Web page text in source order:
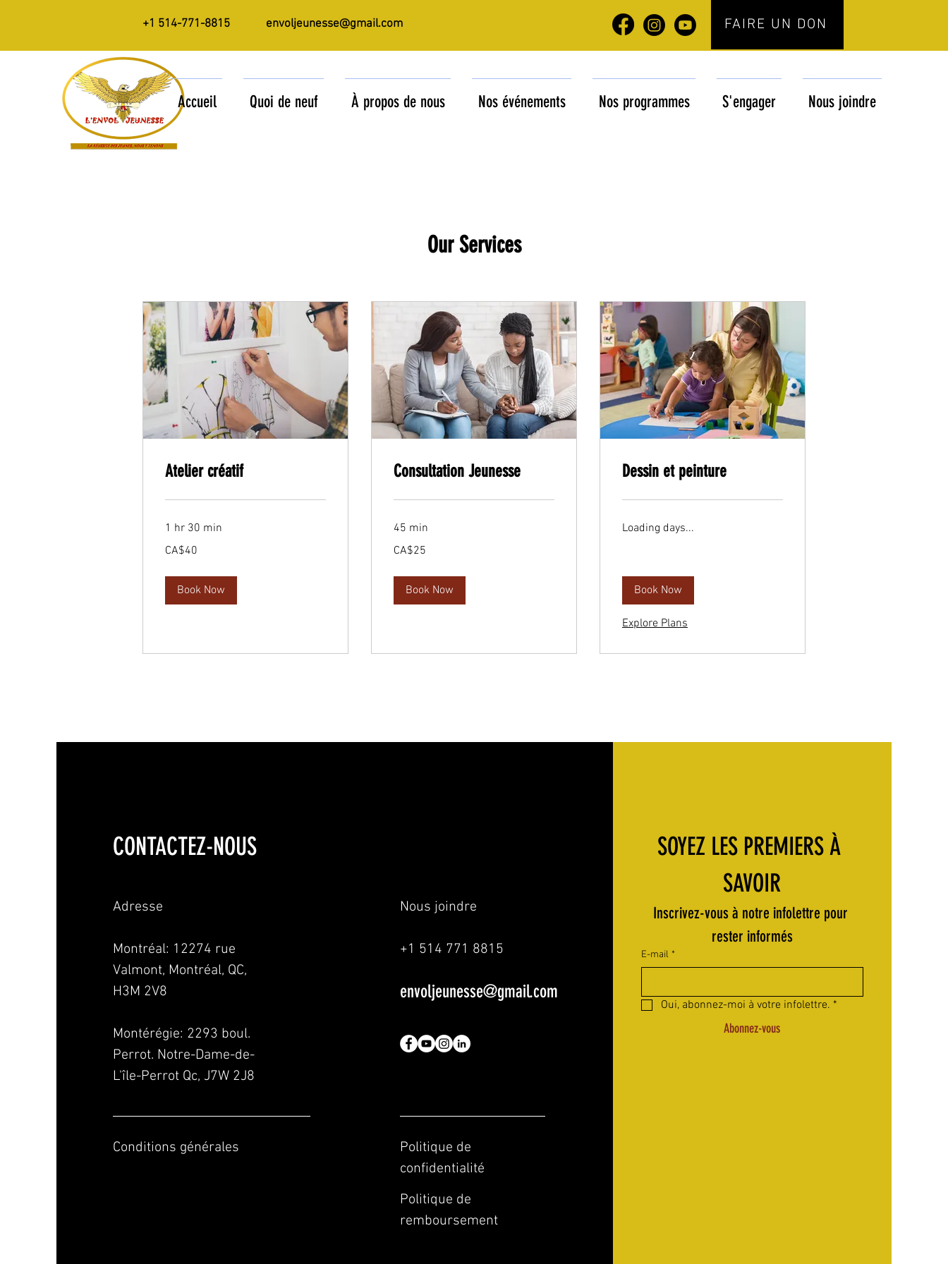
+1 514-771-8815 envoljeunesse@gmail.com FAIRE UN DON
Accueil Quoi de neuf À propos de nous Nos événements Nos programmes S'engager Nous joindre
Our Services
Atelier créatif
1 hr 30 min
Canadian
CA$40
Book Now
Consultation Jeunesse
45 min
Canadian
CA$25
Book Now
Dessin et peinture
Loading days...
Book Now
Explore Plans
CONTACTEZ-NOUS
Adresse
Montréal: 12274 rue
Valmont, Montréal, QC,
H3M 2V8
Montérégie: 2293 boul.
Perrot. Notre-Dame-de-
L'île-Perrot Qc, J7W 2J8
Conditions générales
Nous joindre
+1 514 771 8815
envoljeunesse@gmail.com
Politique de
confidentialité
Politique de
remboursement
SOYEZ LES PREMIERS À
SAVOIR
Inscrivez-vous à notre infolettre pour
rester informés
E-mail *
Oui, abonnez-moi à votre infolettre. *
Abonnez-vous